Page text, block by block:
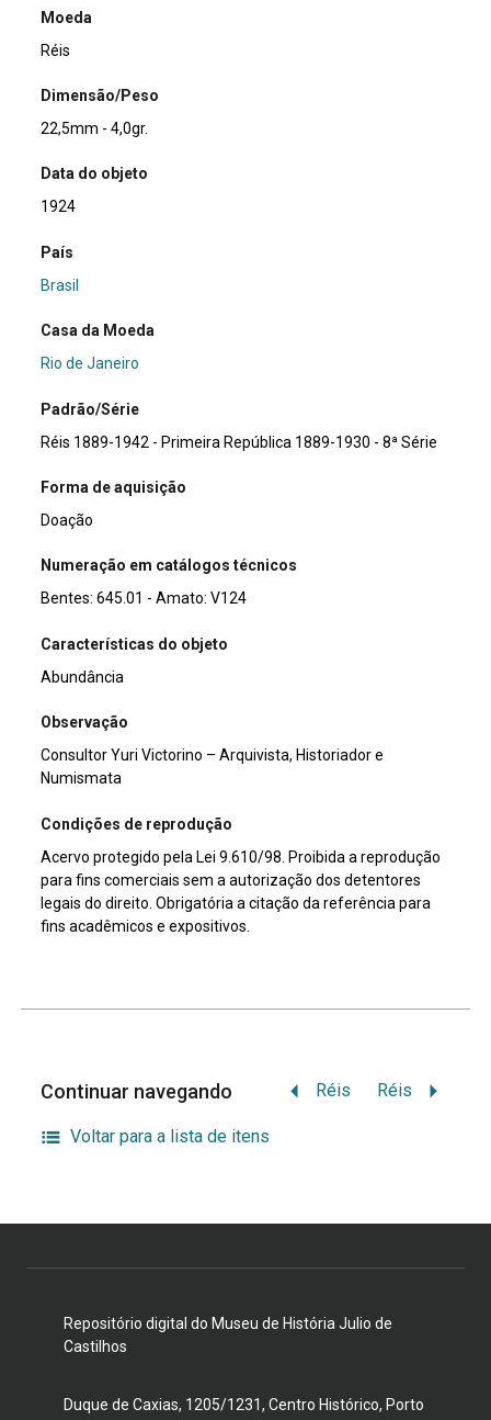
Moeda
Réis
Dimensão/Peso
22,5mm - 4,0gr.
Data do objeto
1924
País
Brasil
Casa da Moeda
Rio de Janeiro
Padrão/Série
Réis 1889-1942 - Primeira República 1889-1930 - 8ª Série
Forma de aquisição
Doação
Numeração em catálogos técnicos
Bentes: 645.01 - Amato: V124
Características do objeto
Abundância
Observação
Consultor Yuri Victorino – Arquivista, Historiador e
Numismata
Condições de reprodução
Acervo protegido pela Lei 9.610/98. Proibida a reprodução
para fins comerciais sem a autorização dos detentores
legais do direito. Obrigatória a citação da referência para
fins acadêmicos e expositivos.
Continuar navegando Réis Réis
Voltar para a lista de itens
Repositório digital do Museu de História Julio de
Castilhos
Duque de Caxias, 1205/1231, Centro Histórico, Porto